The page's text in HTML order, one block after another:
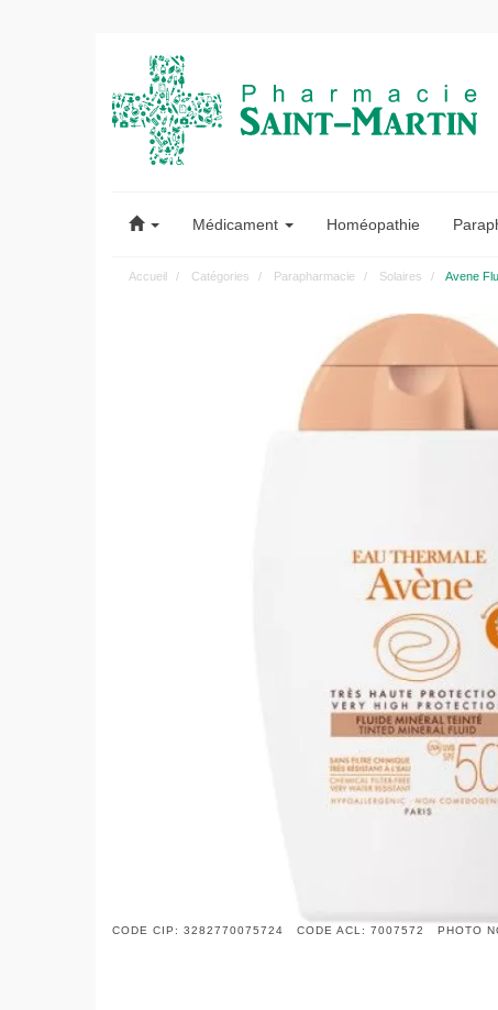
Saint-
Martin
Médicament Homéopathie
Accueil Catégories Parapharmacie Solaires Avene
CODE CIP: 3282770075724 CODE ACL: 7007572 PHOTO